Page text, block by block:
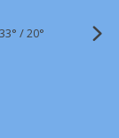
33° /20°